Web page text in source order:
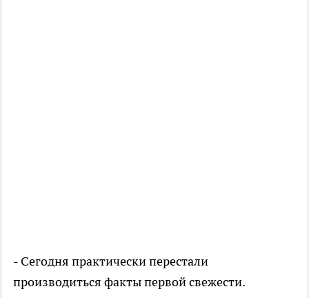
- Сегодня практически перестали
производиться факты первой свежести.